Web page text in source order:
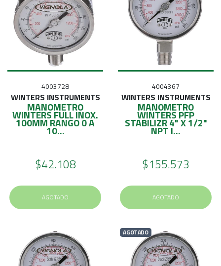
C
4003728
WINTERS INSTRUMENTS
MANOMETRO
WINTERS FULL INOX.
100MM RANGO 0 A
10...
$42.108
AGOTADO
4004367
WINTERS INSTRUMENTS
MANOMETRO
WINTERS PFP
STABILIZR 4" X 1/2"
NPT I...
$155.573
AGOTADO
AGOTADO